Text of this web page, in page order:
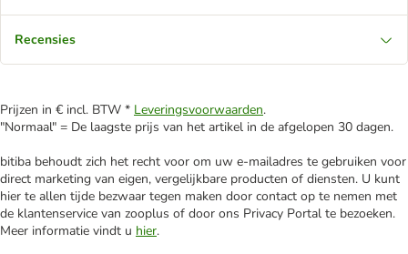
Recensies
Prijzen in € incl. BTW * Leveringsvoorwaarden.
"Normaal" = De laagste prijs van het artikel in de afgelopen 30 dagen.
bitiba behoudt zich het recht voor om uw e-mailadres te gebruiken voor
direct marketing van eigen, vergelijkbare producten of diensten. U kunt
hier te allen tijde bezwaar tegen maken door contact op te nemen met
de klantenservice van zooplus of door ons Privacy Portal te bezoeken.
Meer informatie vindt u hier.